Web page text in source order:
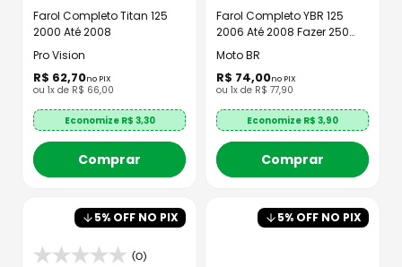
Farol Completo Titan 125
2000 Até 2008
Pro Vision
R$ 62,70no PIX
ou 1x de R$ 66,00
Economize R$ 3,30
Comprar
Farol Completo YBR 125
2006 Até 2008 Fazer 250
2006 Até 2010
Moto BR
R$ 74,00no PIX
ou 1x de R$ 77,90
Economize R$ 3,90
Comprar
5% OFF NO PIX
(0)
5% OFF NO PIX